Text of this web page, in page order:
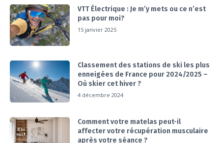
VTT Électrique : Je m’y mets ou ce n’est
pas pour moi?
15 janvier 2025
Classement des stations de ski les plus
enneigées de France pour 2024/2025 –
Où skier cet hiver ?
4 décembre 2024
Comment votre matelas peut-il
affecter votre récupération musculaire
après votre séance ?